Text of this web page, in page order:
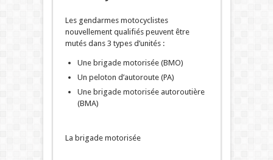
Les gendarmes motocyclistes
nouvellement qualifiés peuvent être
mutés dans 3 types d’unités :
Une brigade motorisée (BMO)
Un peloton d’autoroute (PA)
Une brigade motorisée autoroutière
(BMA)
La brigade motorisée